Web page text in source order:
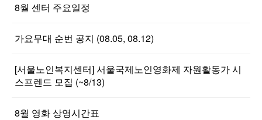
8월 센터 주요일정
가요무대 순번 공지 (08.05, 08.12)
[서울노인복지센터] 서울국제노인영화제 자원활동가 시
스프렌드 모집 (~8/13)
8월 영화 상영시간표